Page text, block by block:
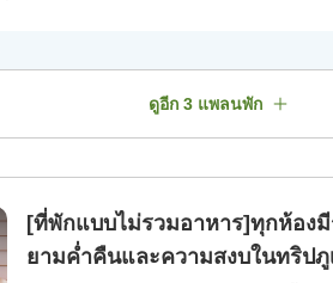
ดูอีก 3แพลนพัก
[ที่พักแบบไม่รวมอาหาร]ทุกห้องมี
ยามค่ำคืนและความสงบในทริปภู